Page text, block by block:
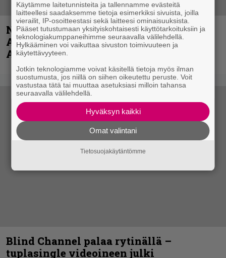
Näin lähtee Ghostin Tobias Forgelta
Accept – menossa mukana myös
Anthrax- ja Korn-miehistöä
Blind Channel palaa rytinällä –
tuplasingle videoineen julki
Käytämme laitetunnisteita ja tallennamme evästeitä
laitteellesi saadaksemme tietoja esimerkiksi sivuista, joilla
vierailit, IP-osoitteestasi sekä laitteesi ominaisuuksista.
Pääset tutustumaan yksityiskohtaisesti käyttötarkoituksiin ja
teknologiakumppaneihimme seuraavalla välilehdellä.
Hylkääminen voi vaikuttaa sivuston toimivuuteen ja
käytettävyyteen.
Jotkin teknologiamme voivat käsitellä tietoja myös ilman
suostumusta, jos niillä on siihen oikeutettu peruste. Voit
vastustaa tätä tai muuttaa asetuksiasi milloin tahansa
seuraavalla välilehdellä.
Hyväksyn kaikki
Omat valintani
Tietosuojakäytäntömme